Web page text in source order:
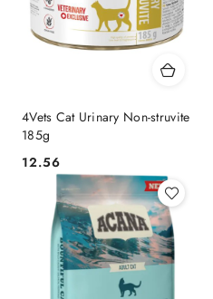
4Vets Cat Urinary Non-struvite
185g
Cena:
12.56